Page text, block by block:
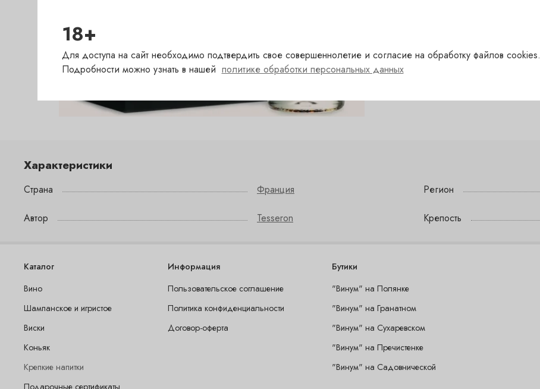
Характеристики
Страна Франция Регион
Автор Tesseron Крепость
Каталог
Вино
Шампанское и игристое
Виски
Коньяк
Крепкие напитки
Подарочные сертификаты
Информация
Пользовательское соглашение
Политика конфиденциальности
Договор-оферта
Бутики
"Винум" на Полянке
"Винум" на Гранатном
"Винум" на Сухаревском
"Винум" на Пречистенке
"Винум" на Садовнической
18+
Для доступа на сайт необходимо подтвердить свое совершеннолетие и согласие на обработку файлов cookies.
Подробности можно узнать в нашей политике обработки персональных данных